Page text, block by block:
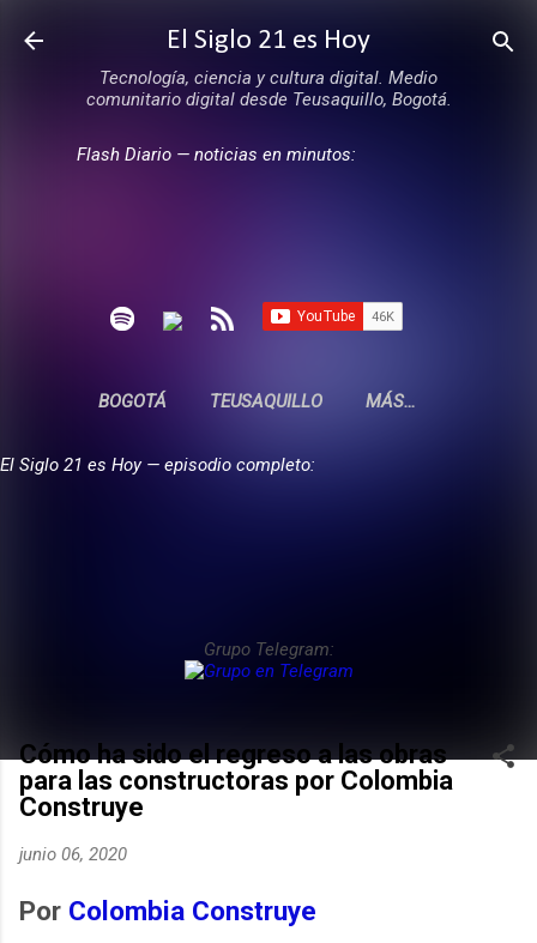
Ir al contenido principal
El Siglo 21 es Hoy
Tecnología, ciencia y cultura digital. Medio
comunitario digital desde Teusaquillo, Bogotá.
Flash Diario — noticias en minutos:
BOGOTÁ TEUSAQUILLO MÁS…
El Siglo 21 es Hoy — episodio completo:
Grupo Telegram:
Cómo ha sido el regreso a las obras
para las constructoras por Colombia
Construye
junio 06, 2020
Por Colombia Construye